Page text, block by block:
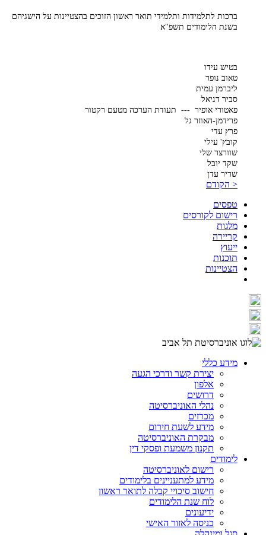
ברכות לתלמידות ותלמידי תואר ראשון הזוכים בהצטיינות על הישגיהם
בשנת הלימודים תשפ"א
בטיש עידו
טאוב נופר
ליברמן עמית
סביר דניאל
פאטורי אופיר --- תעודת הערכה מטעם רקטור
פרידמן-האוזר גל
פרץ עדי
קובץ' עילי
שוורצר שלי
שקד יובל
שריר עדן
< הקודם
טפסים
רישום לקורסים
מלגות
קריירה
ייעוץ
תוכנות
הצטיינות
מידע כללי
יצירת קשר ודרכי הגעה
אלפון
דרושים
נהלי האוניברסיטה
מכרזים
מידע לשעת חירום
מבקרת האוניברסיטה
תקנון משמעת ופסקי דין
לימודים
רישום לאוניברסיטה
מידע למתעניינים בלימודים
חישוב סיכויי קבלה לתואר ראשון
לוח שנת הלימודים
ידיעונים
כניסה לאזור האישי